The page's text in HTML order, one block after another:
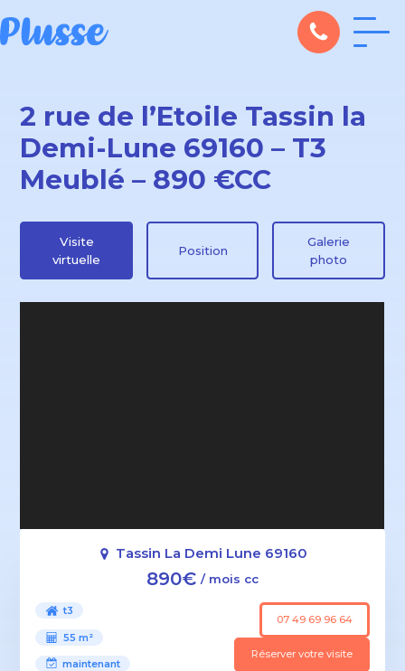
2 rue de l’Etoile Tassin la
Demi-Lune 69160 – T3
Meublé – 890 €CC
Visite
virtuelle
Position
Galerie
photo
Tassin La Demi Lune 69160
890€ / mois cc
t3
55 m²
maintenant
07 49 69 96 64
Réserver votre visite